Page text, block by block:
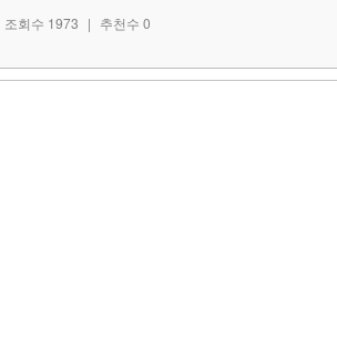
조회수 1973 | 추천수 0